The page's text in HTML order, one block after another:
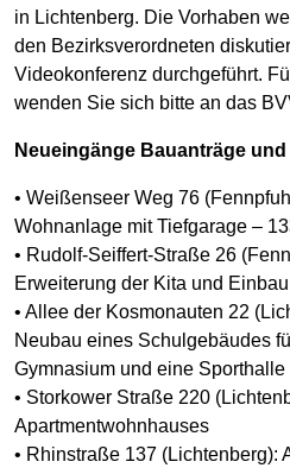
in Lichtenberg. Die Vorhaben
den Bezirksverordneten
Videokonferenz durchgeführt.
wenden Sie sich bitte an das
Neueingänge Bauanträge
• Weißenseer Weg 76
Wohnanlage mit Tiefgarage –
• Rudolf-Seiffert-Straße 26
Erweiterung der Kita und
• Allee der Kosmonauten 22
Neubau eines Schulgebäudes
Gymnasium und eine Sporthalle
• Storkower Straße 220
Apartmentwohnhauses
• Rhinstraße 137 (Lichtenberg):